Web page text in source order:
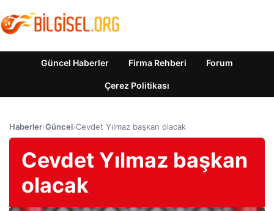
Güncel Haberler Firma Rehberi Forum
Çerez Politikası
Haberler›Güncel›Cevdet Yılmaz başkan olacak
Cevdet Yılmaz başkan
olacak